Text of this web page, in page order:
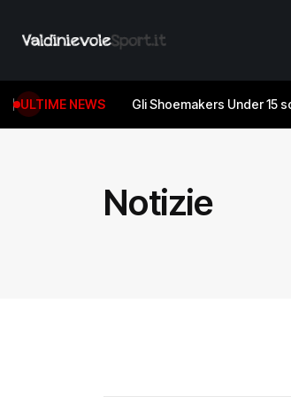
ULTIME NEWS Gli Shoemakers Under 15
Notizie